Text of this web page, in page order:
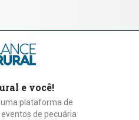
e você!
uma plataforma de
de pecuária